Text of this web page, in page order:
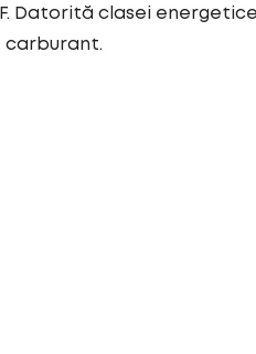
Datorită clasei
carburant.